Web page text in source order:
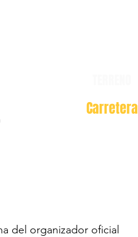
Carretera
del organizador oficial